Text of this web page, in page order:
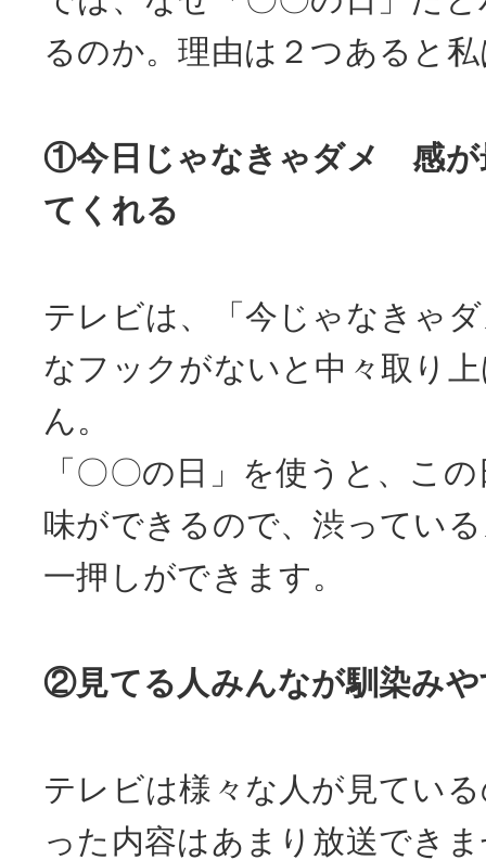
るのか。理由は２つあると
①今日じゃなきゃダメ 感が
てくれる
テレビは、「今じゃなきゃ
なフックがないと中々取り
ん。
「〇〇の日」を使うと、こ
味ができるので、渋ってい
一押しができます。
②見てる人みんなが馴染み
テレビは様々な人が見てい
った内容はあまり放送でき